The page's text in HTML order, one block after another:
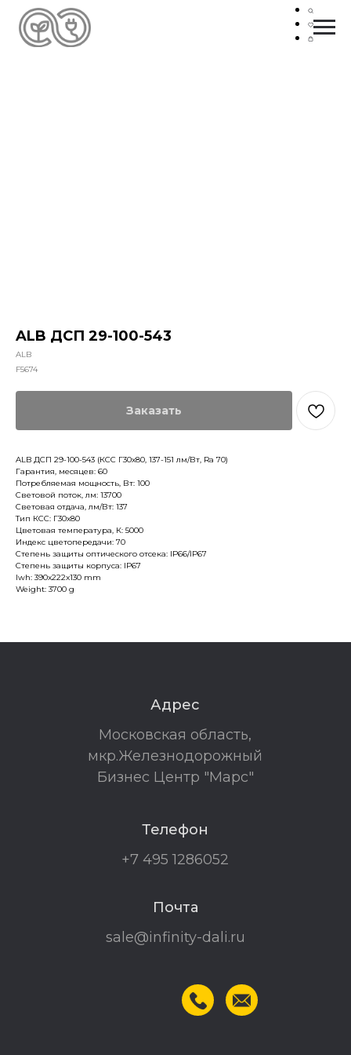
ALB ДСП 29-100-543
ALB
F5674
Заказать
ALB ДСП 29-100-543 (КСС Г30х80, 137-151 лм/Вт, Ra 70)
Гарантия, месяцев: 60
Потребляемая мощность, Вт: 100
Световой поток, лм: 13700
Световая отдача, лм/Вт: 137
Тип КСС: Г30х80
Цветовая температура, К: 5000
Индекс цветопередачи: 70
Степень защиты оптического отсека: IP66/IP67
Степень защиты корпуса: IP67
lwh: 390x222x130 mm
Weight: 3700 g
Адрес
Московская область,
мкр.Железнодорожный
Бизнес Центр "Марс"
Телефон
+7 495 1286052
Почта
sale@infinity-dali.ru